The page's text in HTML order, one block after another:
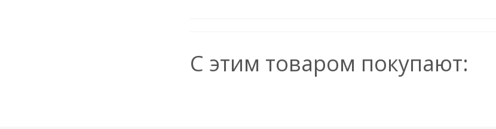
С этим товаром покупают: